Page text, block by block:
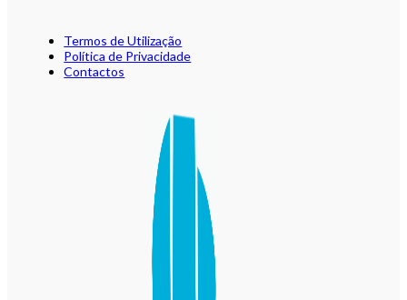
Termos de Utilização
Política de Privacidade
Contactos